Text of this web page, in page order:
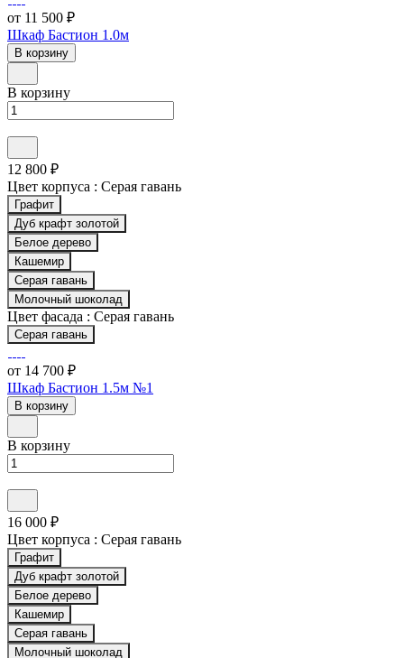
от 11 500 ₽
Шкаф Бастион 1.0м
В корзину
В корзину
12 800 ₽
Цвет корпуса : Серая гавань
Графит
Дуб крафт золотой
Белое дерево
Кашемир
Серая гавань
Молочный шоколад
Цвет фасада : Серая гавань
Серая гавань
от 14 700 ₽
Шкаф Бастион 1.5м №1
В корзину
В корзину
16 000 ₽
Цвет корпуса : Серая гавань
Графит
Дуб крафт золотой
Белое дерево
Кашемир
Серая гавань
Молочный шоколад